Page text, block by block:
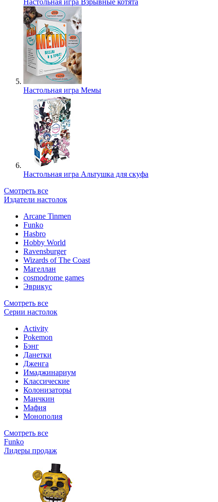
Настольная игра Взрывные котята
Настольная игра Мемы
Настольная игра Альтушка для скуфа
Смотреть все
Издатели настолок
Arcane Tinmen
Funko
Hasbro
Hobby World
Ravensburger
Wizards of The Coast
Магеллан
сosmodrome games
Эврикус
Смотреть все
Серии настолок
Activity
Pokemon
Бэнг
Данетки
Дженга
Имаджинариум
Классические
Колонизаторы
Манчкин
Мафия
Монополия
Смотреть все
Funko
Лидеры продаж